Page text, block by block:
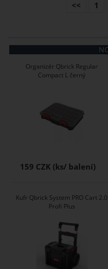
<< 1
Organizér Qbrick Regular
Compact L černý
159 CZK
Kufr Qbrick System PRO Cart 2.0
Profi Plus